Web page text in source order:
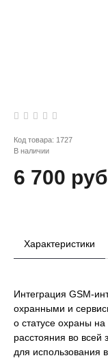
Код товара: 1727
В наличии
6 700 руб
Характеристики
Интеграция GSM-
охранными и
о статусе охраны
расстояния во всей
для использования